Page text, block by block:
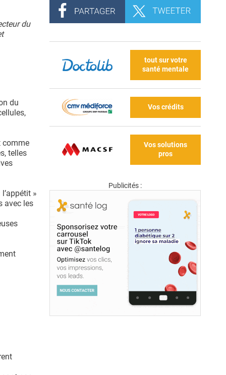
du
du
comme
telles
»
avec les
tout sur votre
santé mentale
Vos crédits
Vos solutions
pros
Publicités :